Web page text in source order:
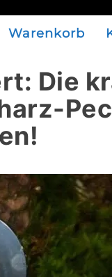
Warenkorb
Die